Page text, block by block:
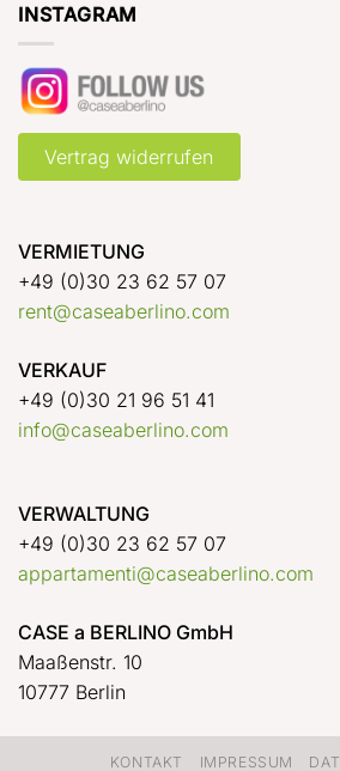
INSTAGRAM
Vertrag widerrufen
VERMIETUNG
+49 (0)30 23 62 57 07
rent@caseaberlino.com
VERKAUF
+49 (0)30 21 96 51 41
info@caseaberlino.com
VERWALTUNG
+49 (0)30 23 62 57 07
appartamenti@caseaberlino.com
CASE a BERLINO GmbH
Maaßenstr. 10
10777 Berlin
KONTAKT IMPRESSUM